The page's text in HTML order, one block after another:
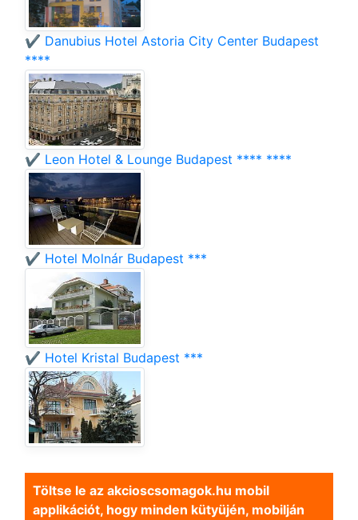
✔️ Danubius Hotel Astoria City Center Budapest
****
✔️ Leon Hotel & Lounge Budapest **** ****
✔️ Hotel Molnár Budapest ***
✔️ Hotel Kristal Budapest ***
Töltse le az akcioscsomagok.hu mobil
applikációt, hogy minden kütyüjén, mobilján